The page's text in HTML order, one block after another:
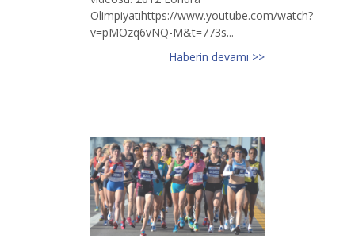
Olimpiyatıhttps://www.youtube.com/watch?
v=pMOzq6vNQ-M&t=773s...
Haberin devamı >>